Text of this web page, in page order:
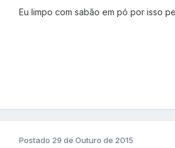
Eu limpo com sabão em pó por isso
Postado 29 de Outuro de 2015